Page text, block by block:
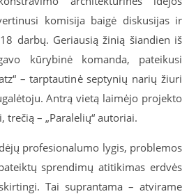
komisija baigė diskusijas ir
darbų. Geriausią žinią šiandien iš
kūrybinė komanda, pateikusi
– tarptautinė septynių narių žiuri
Antrą vietą laimėjo projekto
trečią – „Paralelių“ autoriai.
profesionalumo lygis, problemos
sprendimų atitikimas erdvės
Tai suprantama – atvirame